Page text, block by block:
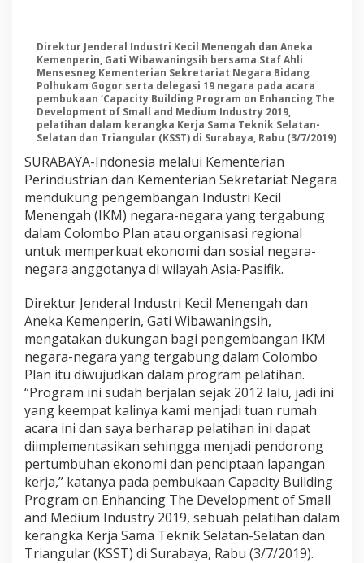
Direktur Jenderal Industri Kecil Menengah dan Aneka
Kemenperin, Gati Wibawaningsih bersama Staf Ahli
Mensesneg Kementerian Sekretariat Negara Bidang
Polhukam Gogor serta delegasi 19 negara pada acara
pembukaan ‘Capacity Building Program on Enhancing The
Development of Small and Medium Industry 2019,
pelatihan dalam kerangka Kerja Sama Teknik Selatan-
Selatan dan Triangular (KSST) di Surabaya, Rabu (3/7/2019)
SURABAYA-Indonesia melalui Kementerian
Perindustrian dan Kementerian Sekretariat Negara
mendukung pengembangan Industri Kecil
Menengah (IKM) negara-negara yang tergabung
dalam Colombo Plan atau organisasi regional
untuk memperkuat ekonomi dan sosial negara-
negara anggotanya di wilayah Asia-Pasifik.
Direktur Jenderal Industri Kecil Menengah dan
Aneka Kemenperin, Gati Wibawaningsih,
mengatakan dukungan bagi pengembangan IKM
negara-negara yang tergabung dalam Colombo
Plan itu diwujudkan dalam program pelatihan.
“Program ini sudah berjalan sejak 2012 lalu, jadi ini
yang keempat kalinya kami menjadi tuan rumah
acara ini dan saya berharap pelatihan ini dapat
diimplementasikan sehingga menjadi pendorong
pertumbuhan ekonomi dan penciptaan lapangan
kerja,” katanya pada pembukaan Capacity Building
Program on Enhancing The Development of Small
and Medium Industry 2019, sebuah pelatihan dalam
kerangka Kerja Sama Teknik Selatan-Selatan dan
Triangular (KSST) di Surabaya, Rabu (3/7/2019).